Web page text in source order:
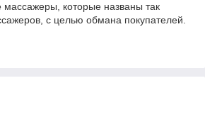
массажеры, которые названы так
с целью обмана покупателей.